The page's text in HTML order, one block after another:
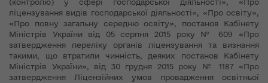
(контролю) у сфері господарської діяльності», «Про
ліцензування видів господарської діяльності», «Про освіту»,
«Про повну загальну середню освіту», постанов Кабінету
Міністрів України від 05 серпня 2015 року № 609 «Про
затвердження переліку органів ліцензування та визнання
такими, що втратили чинність, деяких постанов Кабінету
Міністрів України», від 30 грудня 2015 року № 1187 «Про
затвердження Ліцензійних умов провадження освітньої